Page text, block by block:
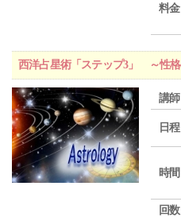
料金
西洋占星術「ステップ3」 ～性
講師
日程
時間
回数